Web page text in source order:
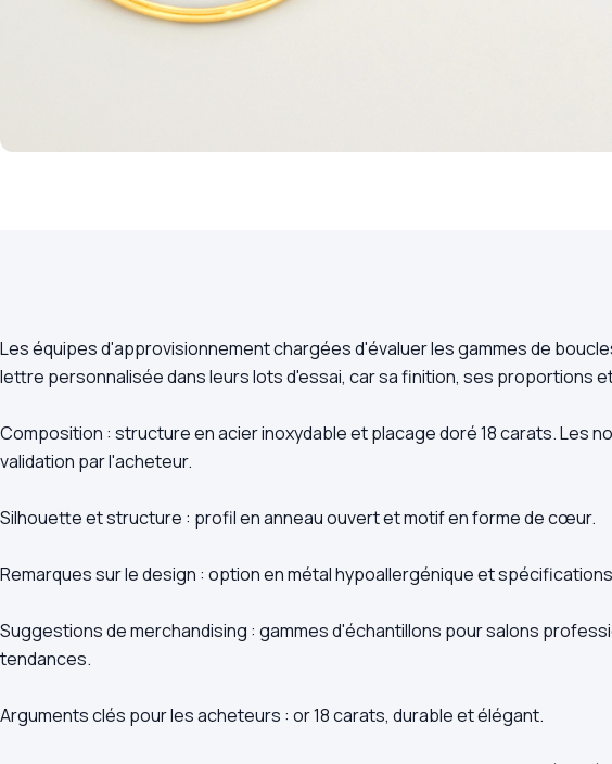
Les équipes d'approvisionnement chargées d'évaluer les gammes de
lettre personnalisée dans leurs lots d'essai, car sa finition, ses proportions
Composition : structure en acier inoxydable et placage doré 18 carats. Les
validation par l'acheteur.
Silhouette et structure : profil en anneau ouvert et motif en forme de cœur.
Remarques sur le design : option en métal hypoallergénique et
Suggestions de merchandising : gammes d'échantillons pour salons
tendances.
Arguments clés pour les acheteurs : or 18 carats, durable et élégant.